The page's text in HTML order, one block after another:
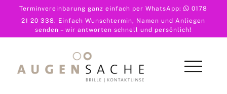
Terminvereinbarung ganz einfach per WhatsApp:
0178
21 20 338. Einfach Wunschtermin, Namen und Anliegen
senden – wir antworten schnell und persönlich!